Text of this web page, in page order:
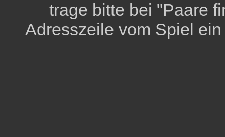
trage bitte bei "Paare
Adresszeile vom Spiel